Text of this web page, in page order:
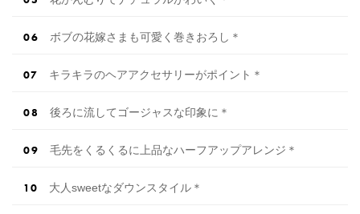
ボブの花嫁さまも可愛く巻きおろし＊
キラキラのヘアアクセサリーがポイント＊
後ろに流してゴージャスな印象に＊
毛先をくるくるに上品なハーフアップアレンジ＊
大人sweetなダウンスタイル＊